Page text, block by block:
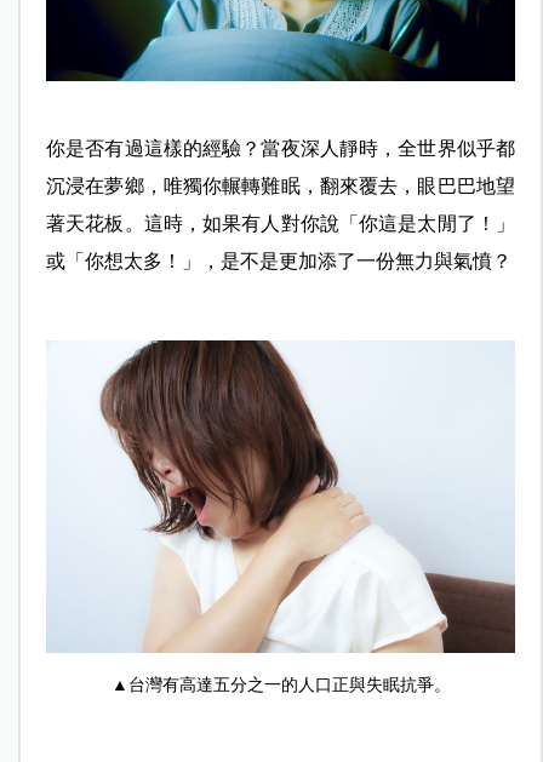
你是否有過這樣的經驗？當夜深人靜時，全世界似乎都
沉浸在夢鄉，唯獨你輾轉難眠，翻來覆去，眼巴巴地望
著天花板。這時，如果有人對你說「你這是太閒了！」
或「你想太多！」，是不是更加添了一份無力與氣憤？
▲台灣有高達五分之一的人口正與失眠抗爭。